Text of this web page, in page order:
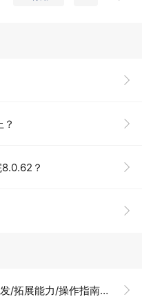
？
/iOS 内测分发/内测分发服务介绍